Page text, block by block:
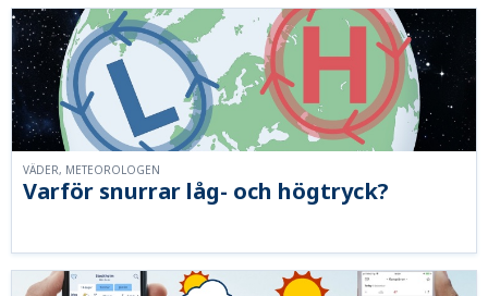
Varför snurrar låg- och högtryck?
VÄDER, METEOROLOGEN